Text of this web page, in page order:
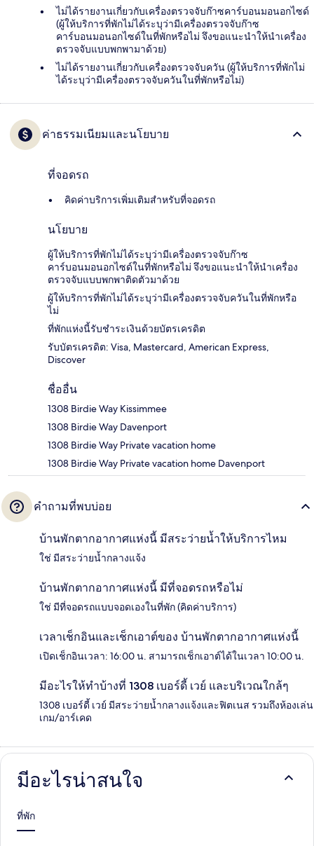
ไม่ได้รายงานเกี่ยวกับเครื่องตรวจจับก๊าซคาร์บอนมอนอกไซด์
(ผู้ให้บริการที่พักไม่ได้ระบุว่ามีเครื่องตรวจจับก๊าซ
คาร์บอนมอนอกไซด์ในที่พักหรือไม่ จึงขอแนะนำให้นำเครื่อง
ตรวจจับแบบพกพามาด้วย)
ไม่ได้รายงานเกี่ยวกับเครื่องตรวจจับควัน (ผู้ให้บริการที่พักไม่
ได้ระบุว่ามีเครื่องตรวจจับควันในที่พักหรือไม่)
ค่าธรรมเนียมและนโยบาย
ที่จอดรถ
คิดค่าบริการเพิ่มเติมสำหรับที่จอดรถ
นโยบาย
ผู้ให้บริการที่พักไม่ได้ระบุว่ามีเครื่องตรวจจับก๊าซ
คาร์บอนมอนอกไซด์ในที่พักหรือไม่ จึงขอแนะนำให้นำเครื่อง
ตรวจจับแบบพกพาติดตัวมาด้วย
ผู้ให้บริการที่พักไม่ได้ระบุว่ามีเครื่องตรวจจับควันในที่พักหรือ
ไม่
ที่พักแห่งนี้รับชำระเงินด้วยบัตรเครดิต
รับบัตรเครดิต: Visa, Mastercard, American Express,
Discover
ชื่ออื่น
1308 Birdie Way Kissimmee
1308 Birdie Way Davenport
1308 Birdie Way Private vacation home
1308 Birdie Way Private vacation home Davenport
คำถามที่พบบ่อย
บ้านพักตากอากาศแห่งนี้ มีสระว่ายน้ำให้บริการไหม
ใช่ มีสระว่ายน้ำกลางแจ้ง
บ้านพักตากอากาศแห่งนี้ มีที่จอดรถหรือไม่
ใช่ มีที่จอดรถแบบจอดเองในที่พัก (คิดค่าบริการ)
เวลาเช็กอินและเช็กเอาต์ของ บ้านพักตากอากาศแห่งนี้
เปิดเช็กอินเวลา: 16:00 น. สามารถเช็กเอาต์ได้ในเวลา 10:00 น.
มีอะไรให้ทำบ้างที่ 1308 เบอร์ดี้ เวย์ และบริเวณใกล้ๆ
1308 เบอร์ดี้ เวย์ มีสระว่ายน้ำกลางแจ้งและฟิตเนส รวมถึงห้องเล่น
เกม/อาร์เคด
มีอะไรน่าสนใจ
ที่พัก